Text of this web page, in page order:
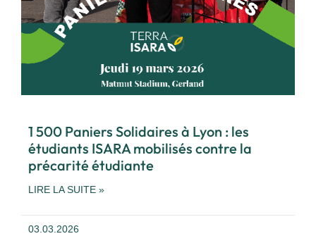
1 500 Paniers Solidaires à Lyon : les
étudiants ISARA mobilisés contre la
précarité étudiante
LIRE LA SUITE »
03.03.2026